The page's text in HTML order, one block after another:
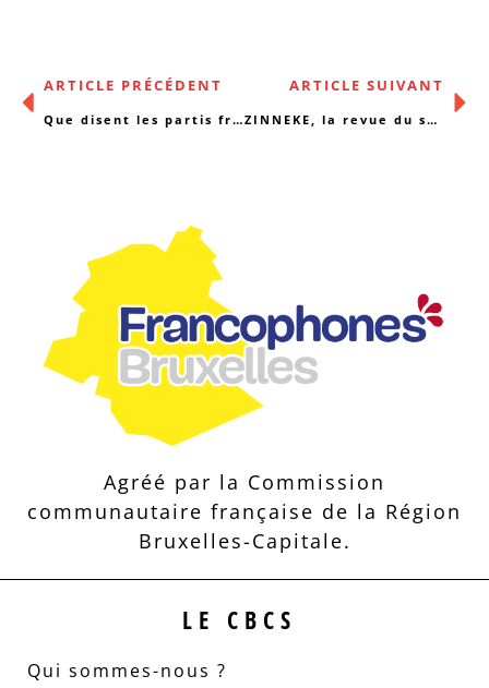
ARTICLE PRÉCÉDENT
Que disent les partis francophones de la précarité ?
ARTICLE SUIVANT
ZINNEKE, la revue du social-santé en transformation
Agréé par la Commission
communautaire française de la Région
Bruxelles-Capitale.
LE CBCS
Qui sommes-nous ?